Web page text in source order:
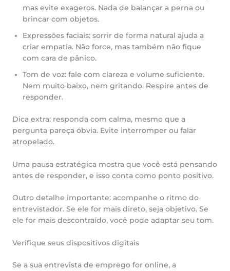
mas evite exageros. Nada de balançar a perna ou
brincar com objetos.
Expressões faciais: sorrir de forma natural ajuda a
criar empatia. Não force, mas também não fique
com cara de pânico.
Tom de voz: fale com clareza e volume suficiente.
Nem muito baixo, nem gritando. Respire antes de
responder.
Dica extra: responda com calma, mesmo que a
pergunta pareça óbvia. Evite interromper ou falar
atropelado.
Uma pausa estratégica mostra que você está pensando
antes de responder, e isso conta como ponto positivo.
Outro detalhe importante: acompanhe o ritmo do
entrevistador. Se ele for mais direto, seja objetivo. Se
ele for mais descontraído, você pode adaptar seu tom.
Verifique seus dispositivos digitais
Se a sua entrevista de emprego for online, a